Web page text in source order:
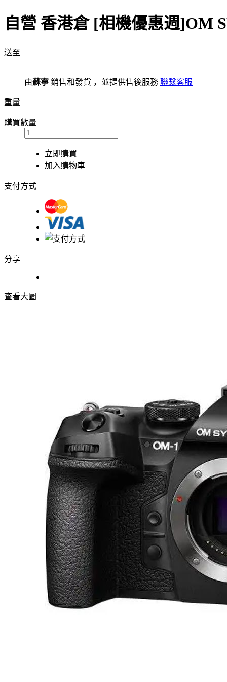
自營 香港倉[相機優惠週]OM
送至
由蘇寧 銷售和發貨 ，並提供售後服務 聯繫客服
重量
購買數量
立即購買
加入購物車
支付方式
分享
查看大圖